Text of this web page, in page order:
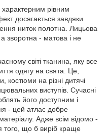
рівним
досягається завдяки
ниток полотна. Лицьова
зворотна - матова і не
світі тканина, яку все
одягу на свята. Це,
костюми на різні дитячі
виступів. Сучасні
його доступним і
- цей атлас добре
Адже всім відомо -
того, що б виріб краще